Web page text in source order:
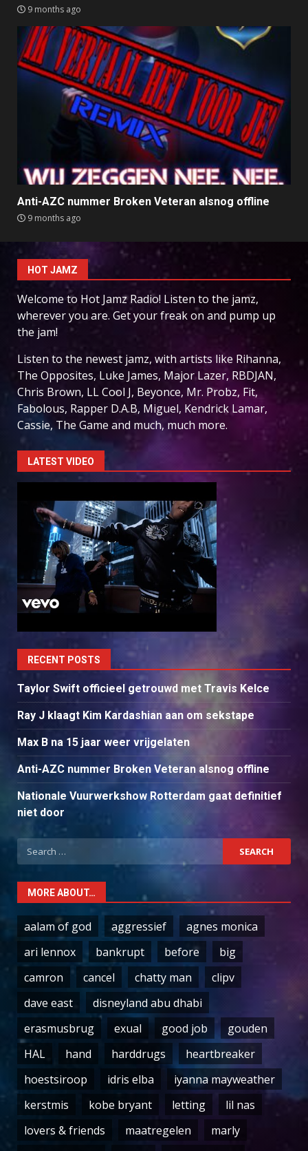
9 months ago
Anti-AZC nummer Broken Veteran alsnog offline
9 months ago
HOT JAMZ
Welcome to Hot Jamz Radio! Listen to the jamz,
wherever you are. Get your freak on and pump up
the jam!
Listen to the newest jamz, with artists like Rihanna,
The Opposites, Luke James, Major Lazer, RBDJAN,
Chris Brown, LL Cool J, Beyonce, Mr. Probz, Fit,
Fabolous, Rapper D.A.B, Miguel, Kendrick Lamar,
Cassie, The Game and much, much more.
LATEST VIDEO
RECENT POSTS
Taylor Swift officieel getrouwd met Travis Kelce
Ray J klaagt Kim Kardashian aan om sekstape
Max B na 15 jaar weer vrijgelaten
Anti-AZC nummer Broken Veteran alsnog offline
Nationale Vuurwerkshow Rotterdam gaat definitief
niet door
Search
for:
MORE ABOUT…
aalam of god aggressief
agnes monica
ari lennox
bankrupt before
big
camron
cancel chatty man
clipv
dave east
disneyland abu dhabi
erasmusbrug
exual good job
gouden
HAL
hand harddrugs
heartbreaker
hoestsiroop
idris elba
iyanna mayweather
kerstmis
kobe bryant letting
lil nas
lovers & friends
maatregelen
marly